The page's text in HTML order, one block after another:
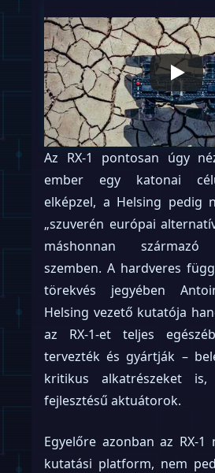
Az RX-1 pontosan úgy
ember egy katonai
elképzel, a Helsing pedig
„szuverén európai
máshonnan származó
szemben. A hardveres
törekvés jegyében
Helsing vezető kutatója
az RX-1-et teljes
tervezték és gyártják –
kritikus alkatrészeket
fejlesztésű aktuátorok.
Egyelőre azonban az RX-1
kutatási platform, nem